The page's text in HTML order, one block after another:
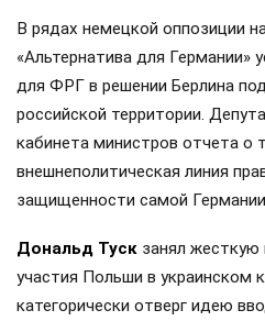
В рядах немецкой оппозиции
«Альтернатива для Германии»
для ФРГ в решении Берлина
российской территории.
кабинета министров отчета о
внешнеполитическая линия
защищенности самой
Дональд Туск занял
участия Польши в украинском
категорически отверг идею